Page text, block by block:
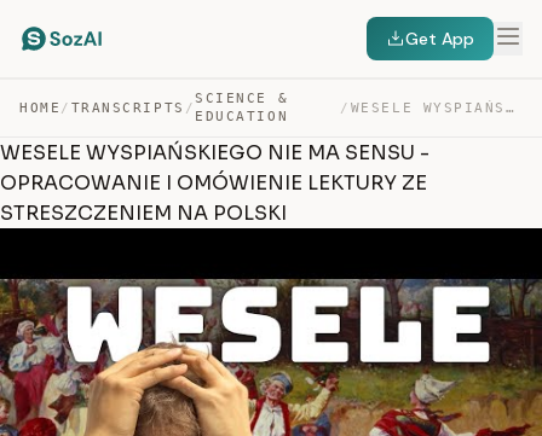
Get App
HOME / TRANSCRIPTS /
SCIENCE &
EDUCATION
/ WESELE WYSPIAŃSKIEGO NIE MA SENSU – OPRACOWANIE I OMÓWI… — TRANSCRIPT
WESELE WYSPIAŃSKIEGO NIE MA SENSU -
OPRACOWANIE I OMÓWIENIE LEKTURY ZE
STRESZCZENIEM NA POLSKI